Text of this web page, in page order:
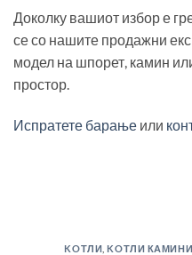
Доколку вашиот избор е
се со нашите продажни
модел на шпорет, камин
простор.
Испратете барање или
KOТЛИ KOТЛИ